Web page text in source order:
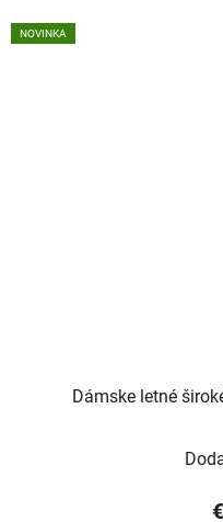
NOVINKA
Dámske letné